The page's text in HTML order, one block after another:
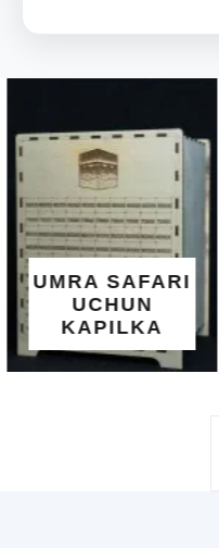
ALLOHNING
99 GO'ZAL
ISMLARI
YOZILGAN
TAQINCHOQ